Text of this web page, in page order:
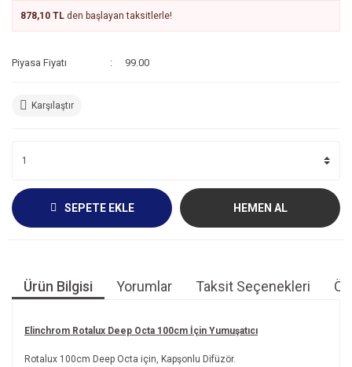
878,10 TL den başlayan taksitlerle!
Piyasa Fiyatı 99.00
Karşılaştır
SEPETE EKLE HEMEN AL
Ürün Bilgisi Yorumlar Taksit Seçenekleri
Elinchrom Rotalux Deep Octa 100cm İçin Yumuşatıcı
Rotalux 100cm Deep Octa için, Kapşonlu Difüzör.